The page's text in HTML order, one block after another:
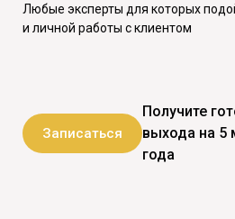
Любые эксперты для которых
и личной работы с клиентом
Записаться
Получите
выхода на 5
года